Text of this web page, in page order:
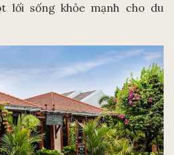
lối sống khỏe mạnh cho du